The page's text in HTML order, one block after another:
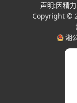
声明:因精
Copyright ©
湘